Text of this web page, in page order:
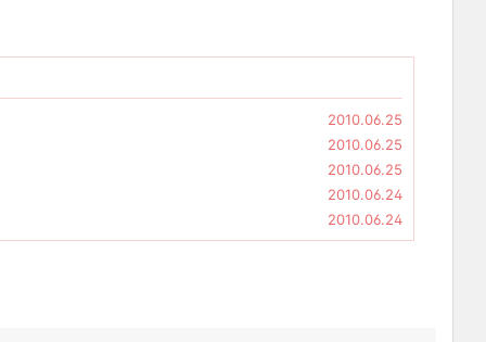
2010.06.25
2010.06.25
2010.06.25
2010.06.24
2010.06.24